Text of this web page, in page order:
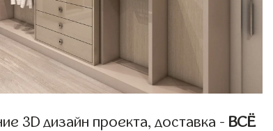
3D дизайн проекта, доставка - ВСЁ